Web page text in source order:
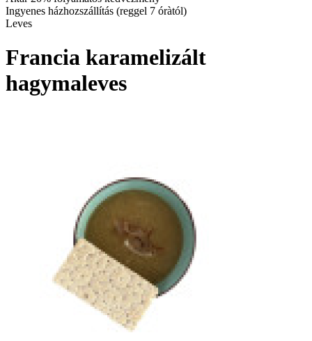
Ingyenes házhozszállítás (reggel 7 óràtól)
Leves
Francia karamelizált
hagymaleves